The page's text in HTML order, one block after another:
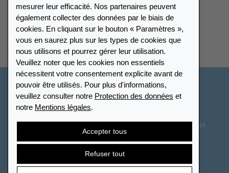
Répertoire des revendeurs
Trouver Leuchtturm
mesurer leur efficacité. Nos partenaires peuvent
également collecter des données par le biais de
cookies. En cliquant sur le bouton « Paramètres »,
vous en saurez plus sur les types de cookies que
nous utilisons et pourrez gérer leur utilisation.
Veuillez noter que les cookies non essentiels
nécessitent votre consentement explicite avant de
pouvoir être utilisés. Pour plus d'informations,
veuillez consulter notre Protection des données et
notre Mentions légales.
Accepter tous
Refuser tout
Suisse - Français
Paramètres des cookies
Contact
Droit de rétractation Résilier le contrat